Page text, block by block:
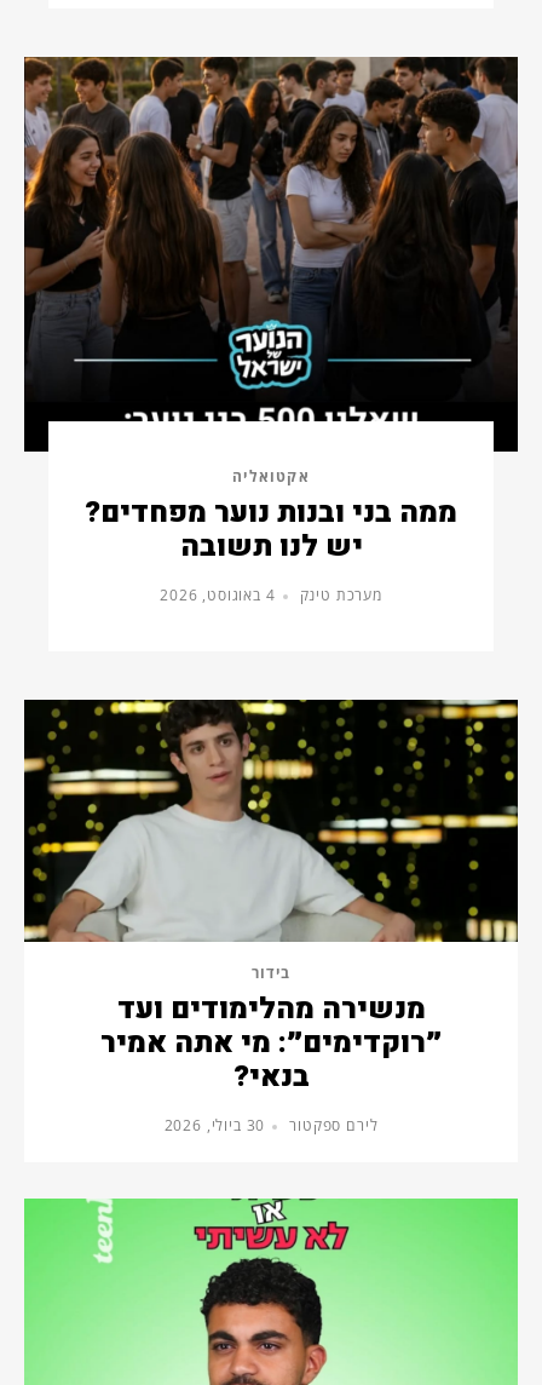
אקטואליה
ממה בני ובנות נוער מפחדים?
יש לנו תשובה
מערכת טינק 4 באוגוסט, 2026
בידור
מנשירה מהלימודים ועד
״רוקדימים״: מי אתה אמיר
בנאי?
לירם ספקטור 30 ביולי, 2026